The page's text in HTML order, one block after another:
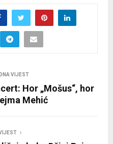
VIJEST
Hor „Mošus“, hor
Mehić